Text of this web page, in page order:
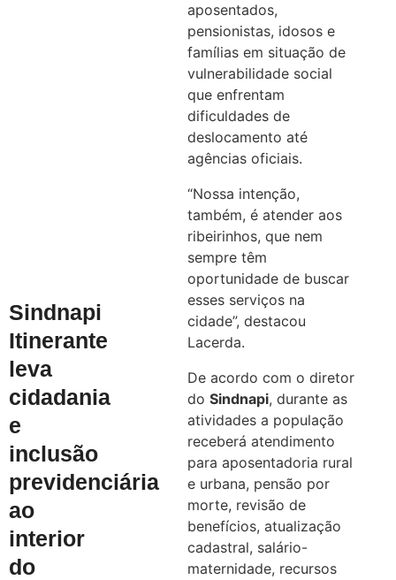
Sindnapi
Itinerante
leva
cidadania
e
inclusão
previdenciária
ao
interior
do
aposentados,
pensionistas, idosos e
famílias em situação de
vulnerabilidade social
que enfrentam
dificuldades de
deslocamento até
agências oficiais.
“Nossa intenção,
também, é atender aos
ribeirinhos, que nem
sempre têm
oportunidade de buscar
esses serviços na
cidade”, destacou
Lacerda.
De acordo com o diretor
do Sindnapi, durante as
atividades a população
receberá atendimento
para aposentadoria rural
e urbana, pensão por
morte, revisão de
benefícios, atualização
cadastral, salário-
maternidade, recursos